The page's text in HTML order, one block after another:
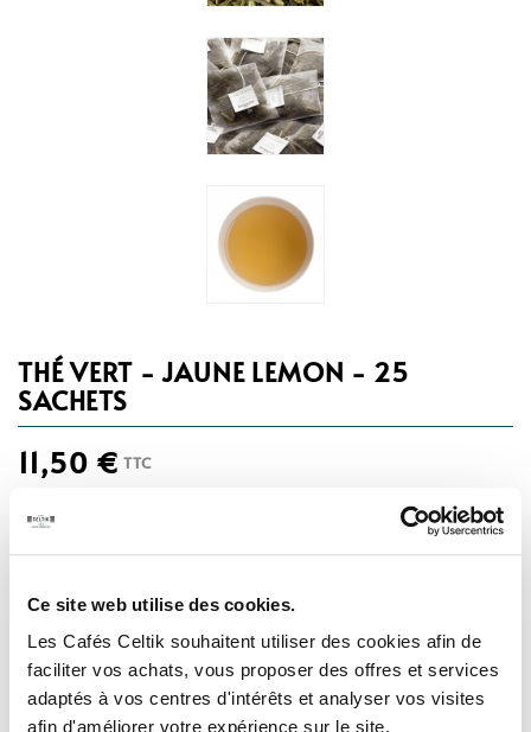
Ce site web utilise des cookies.
Les Cafés Celtik souhaitent utiliser des cookies afin de
faciliter vos achats, vous proposer des offres et services
adaptés à vos centres d'intérêts et analyser vos visites
afin d'améliorer votre expérience sur le site.
THÉ VERT - JAUNE LEMON - 25
SACHETS
11,50 € TTC
Alliance originale et inédite d'un thé vert à la Citronnelle,
que des huiles essentielles de citron vert et de citron doux,
Poids net : 50g
Quantité